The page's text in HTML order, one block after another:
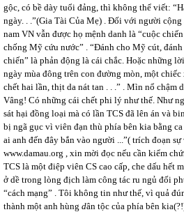
gộc, có bề dày tuổi đảng, thì không thể viết:
ngày. . .”(Gia Tài Của Mẹ) . Đối với người
nam VN vẫn được họ mệnh danh là “cuộc
chống Mỹ cứu nước” . “Đánh cho Mỹ cút,
chiến” là phản động là cái chắc. Hoặc những
ngày mùa đông trên con đường mòn, một
chết hai lần, thịt da nát tan . . .” . Mìn nổ chậm
Vâng! Có những cái chết phi lý như thế. Như
sát hại đồng loại mà có lần TCS đã lên án và
bị ngã gục vì viên đạn thù phía bên kia bằng
ai anh đến đây bắn vào người ...”( trích đoạn
www.damau.org , xin mời đọc nếu cần kiểm
TCS là một điệp viên CS cao cấp, che dấu hết
ở dề trong lòng địch làm công tác ru ngủ đối
“cách mạng” . Tôi không tin như thế, vì quả
thành một anh hùng dân tộc của phía bên